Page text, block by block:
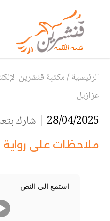
الرئيسية/مكتبة قنشرين
عزازيل
28/04/2025 | شارك
ملاحظات على رواية
استمع إلى النص